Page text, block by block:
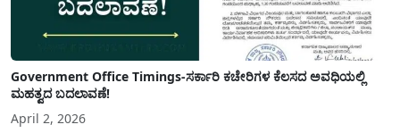
Government Office Timings-ಸರ್ಕಾರಿ ಕಚೇರಿಗಳ ಕೆಲಸದ ಅವಧಿಯಲ್ಲಿ
ಮಹತ್ವದ ಬದಲಾವಣೆ!
April 2, 2026